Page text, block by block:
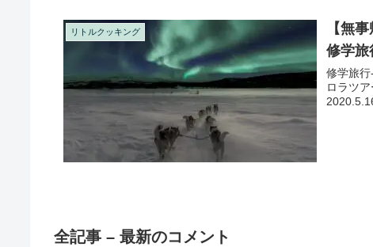
リトルクッキング
【無
修学
修学旅
ロラツ
全記事 – 最新のコメント